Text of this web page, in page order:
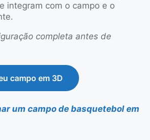
integram com o campo e o
completa antes de
campo em 3D
um campo de basquetebol em